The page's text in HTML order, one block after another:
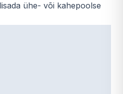
ühe- või kahepoolse